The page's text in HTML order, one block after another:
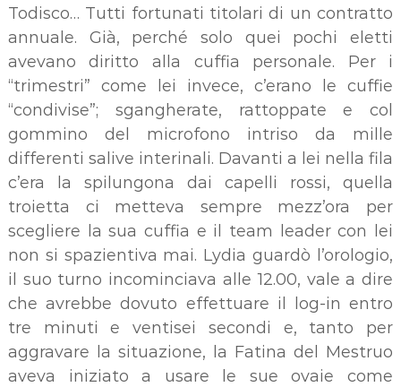
Todisco… Tutti fortunati titolari di un contratto
annuale. Già, perché solo quei pochi eletti
avevano diritto alla cuffia personale. Per i
“trimestri” come lei invece, c’erano le cuffie
“condivise”; sgangherate, rattoppate e col
gommino del microfono intriso da mille
differenti salive interinali. Davanti a lei nella fila
c’era la spilungona dai capelli rossi, quella
troietta ci metteva sempre mezz’ora per
scegliere la sua cuffia e il team leader con lei
non si spazientiva mai. Lydia guardò l’orologio,
il suo turno incominciava alle 12.00, vale a dire
che avrebbe dovuto effettuare il log-in entro
tre minuti e ventisei secondi e, tanto per
aggravare la situazione, la Fatina del Mestruo
aveva iniziato a usare le sue ovaie come